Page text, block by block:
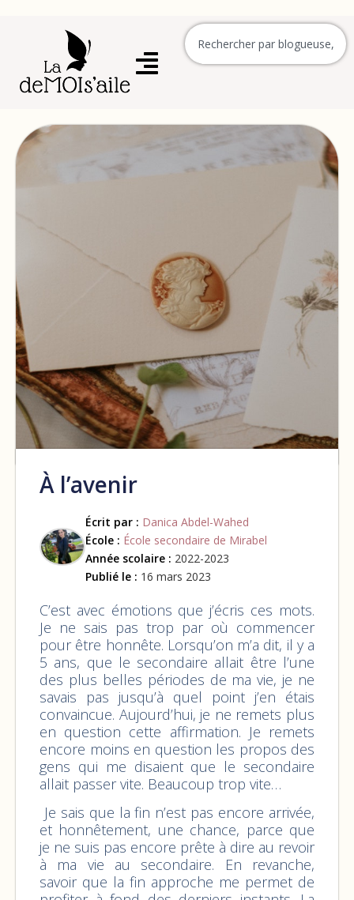
À l’avenir
Écrit par : Danica Abdel-Wahed
École : École secondaire de Mirabel
Année scolaire : 2022-2023
Publié le : 16 mars 2023
C’est avec émotions que j’écris ces mots.
Je ne sais pas trop par où commencer
pour être honnête. Lorsqu’on m’a dit, il y a
5 ans, que le secondaire allait être l’une
des plus belles périodes de ma vie, je ne
savais pas jusqu’à quel point j’en étais
convaincue. Aujourd’hui, je ne remets plus
en question cette affirmation. Je remets
encore moins en question les propos des
gens qui me disaient que le secondaire
allait passer vite. Beaucoup trop vite…
Je sais que la fin n’est pas encore arrivée,
et honnêtement, une chance, parce que
je ne suis pas encore prête à dire au revoir
à ma vie au secondaire. En revanche,
savoir que la fin approche me permet de